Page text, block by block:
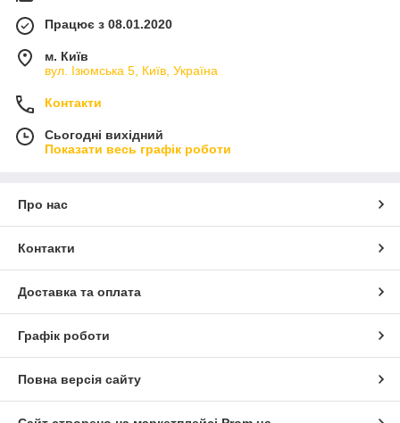
Працює з 08.01.2020
м. Київ
вул. Ізюмська 5, Київ, Україна
Контакти
Сьогодні вихідний
Показати весь графік роботи
Про нас
Контакти
Доставка та оплата
Графік роботи
Повна версія сайту